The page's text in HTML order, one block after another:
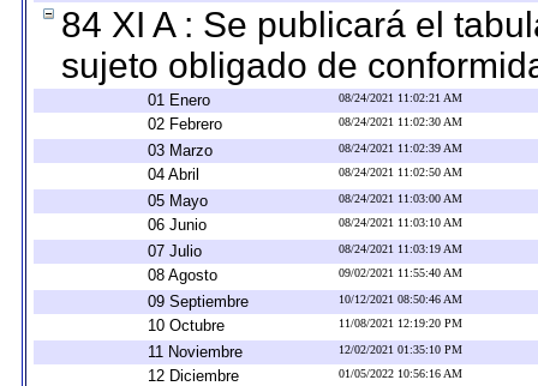
84 XI A : Se publicará el
sujeto obligado de
01 Enero 08/24/2021 11:02:21 AM
02 Febrero 08/24/2021 11:02:30 AM
03 Marzo 08/24/2021 11:02:39 AM
04 Abril 08/24/2021 11:02:50 AM
05 Mayo 08/24/2021 11:03:00 AM
06 Junio 08/24/2021 11:03:10 AM
07 Julio 08/24/2021 11:03:19 AM
08 Agosto 09/02/2021 11:55:40 AM
09 Septiembre 10/12/2021 08:50:46 AM
10 Octubre 11/08/2021 12:19:20 PM
11 Noviembre 12/02/2021 01:35:10 PM
12 Diciembre 01/05/2022 10:56:16 AM